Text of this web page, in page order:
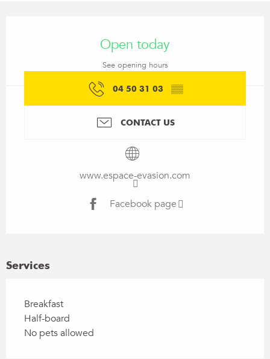
Open today
See opening hours
04 50 31 03 ▒▒
CONTACT US
www.espace-evasion.com
Facebook page
Services
Breakfast
Half-board
No pets allowed